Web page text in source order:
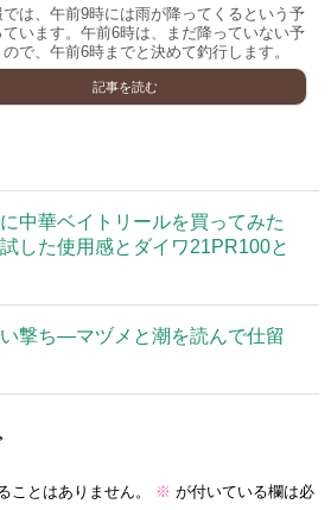
では、午前9時には雨が降ってくるという予
います。午前6時は、まだ降っていない予
で、午前6時までと決めて釣行します。
記事を読む
中華ベイトリールを買ってみた
試した使用感とダイワ21PR100と
撃ち―マヅメと潮を読んで仕留
ことはありません。 ※ が付いている欄は必